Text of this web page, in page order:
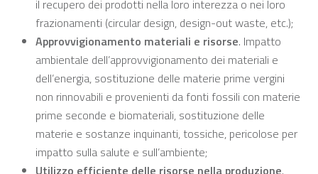
il recupero dei prodotti nella loro interezza o nei loro
frazionamenti (circular design, design-out waste, etc.);
Approvvigionamento materiali e risorse. Impatto
ambientale dell’approvvigionamento dei materiali e
dell’energia, sostituzione delle materie prime vergini
non rinnovabili e provenienti da fonti fossili con materie
prime seconde e biomateriali, sostituzione delle
materie e sostanze inquinanti, tossiche, pericolose per
impatto sulla salute e sull’ambiente;